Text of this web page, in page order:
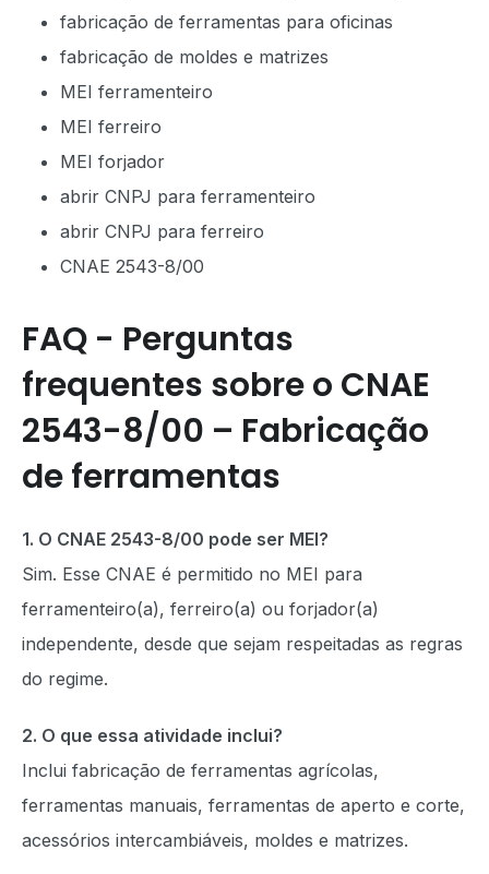
fabricação de ferramentas para oficinas
fabricação de moldes e matrizes
MEI ferramenteiro
MEI ferreiro
MEI forjador
abrir CNPJ para ferramenteiro
abrir CNPJ para ferreiro
CNAE 2543-8/00
FAQ - Perguntas
frequentes sobre o CNAE
2543-8/00 – Fabricação
de ferramentas
1. O CNAE 2543-8/00 pode ser MEI?
Sim. Esse CNAE é permitido no MEI para
ferramenteiro(a), ferreiro(a) ou forjador(a)
independente, desde que sejam respeitadas as regras
do regime.
2. O que essa atividade inclui?
Inclui fabricação de ferramentas agrícolas,
ferramentas manuais, ferramentas de aperto e corte,
acessórios intercambiáveis, moldes e matrizes.